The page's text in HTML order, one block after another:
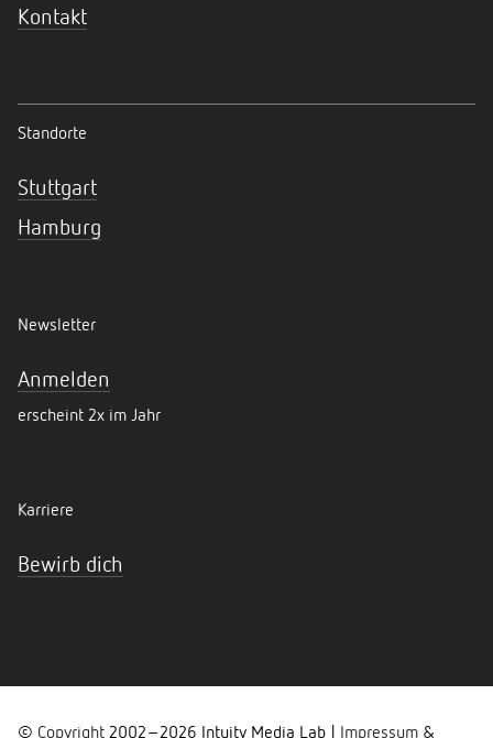
Kontakt
Standorte
Stuttgart
Hamburg
Newsletter
Anmelden
erscheint 2x im Jahr
Karriere
Bewirb dich
© Copyright 2002–2026 Intuity Media Lab | Impressum &